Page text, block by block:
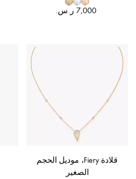
قلادة Fiery، موديل الحجم
الصغير